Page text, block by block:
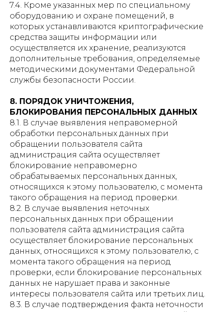
7.4. Кроме указанных мер по специальному
оборудованию и охране помещений, в
которых устанавливаются криптографические
средства защиты информации или
осуществляется их хранение, реализуются
дополнительные требования, определяемые
методическими документами Федеральной
службы безопасности России.
8. ПОРЯДОК УНИЧТОЖЕНИЯ,
БЛОКИРОВАНИЯ ПЕРСОНАЛЬНЫХ ДАННЫХ
8.1. В случае выявления неправомерной
обработки персональных данных при
обращении пользователя сайта
администрация сайта осуществляет
блокирование неправомерно
обрабатываемых персональных данных,
относящихся к этому пользователю, с момента
такого обращения на период проверки.
8.2. В случае выявления неточных
персональных данных при обращении
пользователя сайта администрация сайта
осуществляет блокирование персональных
данных, относящихся к этому пользователю, с
момента такого обращения на период
проверки, если блокирование персональных
данных не нарушает права и законные
интересы пользователя сайта или третьих лиц.
8.3. В случае подтверждения факта неточности